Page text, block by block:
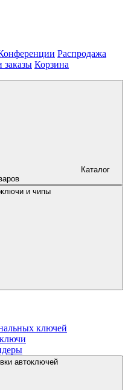
Распродажа
Корзина
Каталог
и чипы
ключей
автоключей